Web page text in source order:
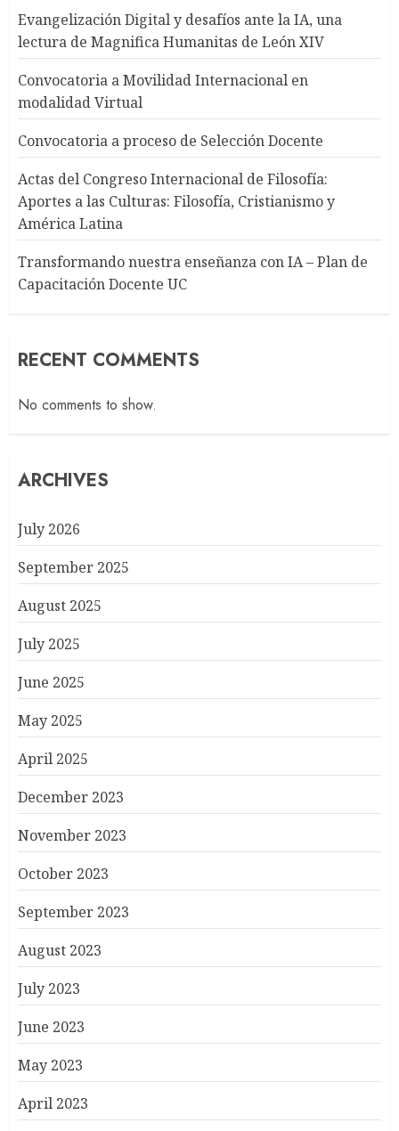
Evangelización Digital y desafíos ante la IA, una
lectura de Magnifica Humanitas de León XIV
Convocatoria a Movilidad Internacional en
modalidad Virtual
Convocatoria a proceso de Selección Docente
Actas del Congreso Internacional de Filosofía:
Aportes a las Culturas: Filosofía, Cristianismo y
América Latina
Transformando nuestra enseñanza con IA – Plan de
Capacitación Docente UC
RECENT COMMENTS
No comments to show.
ARCHIVES
July 2026
September 2025
August 2025
July 2025
June 2025
May 2025
April 2025
December 2023
November 2023
October 2023
September 2023
August 2023
July 2023
June 2023
May 2023
April 2023